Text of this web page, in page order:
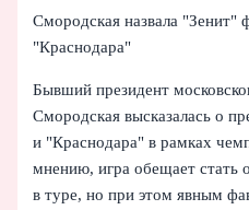
Смородская назвала "Зенит"
"Краснодара"
Бывший президент
Смородская высказалась о
и "Краснодара" в рамках
мнению, игра обещает стать
в туре, но при этом явным